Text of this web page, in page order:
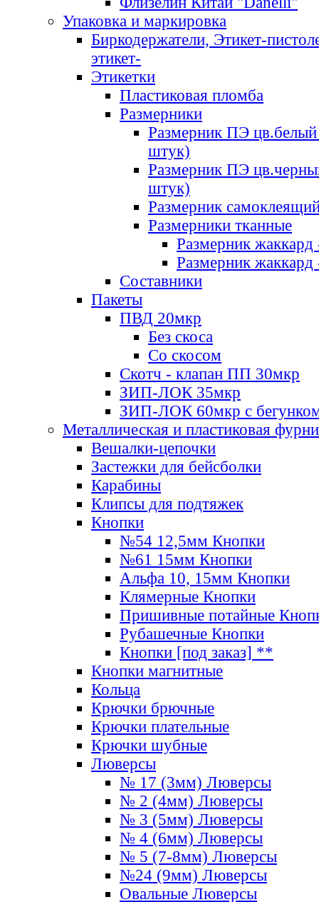
Упаковка и маркировка
Биркодержатели, Этикет-
этикет-
Этикетки
Пластиковая пломба
Размерники
Размерник ПЭ цв.белый
штук)
Размерник ПЭ
штук)
Размерник
Размерники тканные
Размерник
Размерник
Составники
Пакеты
ПВД 20мкр
Без скоса
Со скосом
Скотч - клапан ПП 30мкр
ЗИП-ЛОК 35мкр
ЗИП-ЛОК 60мкр с
Металлическая и пластиковая
Вешалки-цепочки
Застежки для бейсболки
Карабины
Клипсы для подтяжек
Кнопки
№54 12,5мм Кнопки
№61 15мм Кнопки
Альфа 10, 15мм Кнопки
Клямерные Кнопки
Пришивные потайные
Рубашечные Кнопки
Кнопки [под заказ] **
Кнопки магнитные
Кольца
Крючки брючные
Крючки плательные
Крючки шубные
Люверсы
№ 17 (3мм) Люверсы
№ 2 (4мм) Люверсы
№ 3 (5мм) Люверсы
№ 4 (6мм) Люверсы
№ 5 (7-8мм) Люверсы
№24 (9мм) Люверсы
Овальные Люверсы